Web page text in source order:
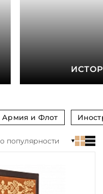
Армия и Флот
популярности